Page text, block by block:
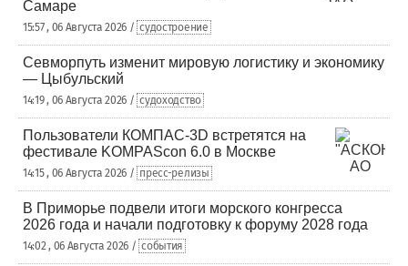
Самаре
15:57 , 06 Августа 2026 / судостроение
Севморпуть изменит мировую логистику и экономику
— Цыбульский
14:19 , 06 Августа 2026 / судоходство
Пользователи КОМПАС-3D встретятся на
фестивале KOMPAScon 6.0 в Москве
14:15 , 06 Августа 2026 / пресс-релизы
В Приморье подвели итоги морского конгресса
2026 года и начали подготовку к форуму 2028 года
14:02 , 06 Августа 2026 / события